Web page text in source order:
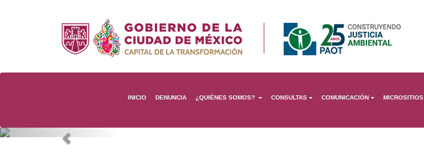
INICIO DENUNCIA ¿QUIÉNES SOMOS? CONSULTAS COMUNICACIÓN MICROSITIOS
Previous